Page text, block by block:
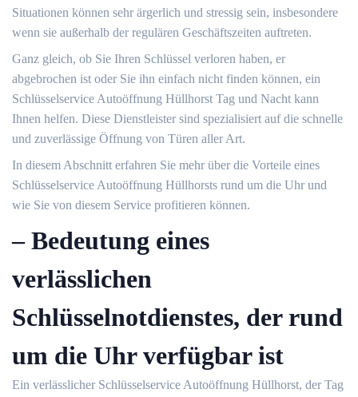
Situationen können sehr ärgerlich und stressig sein, insbesondere
wenn sie außerhalb der regulären Geschäftszeiten auftreten.
Ganz gleich, ob Sie Ihren Schlüssel verloren haben, er
abgebrochen ist oder Sie ihn einfach nicht finden können, ein
Schlüsselservice Autoöffnung Hüllhorst Tag und Nacht kann
Ihnen helfen.​ Diese Dienstleister sind spezialisiert auf die schnelle
und zuverlässige Öffnung von Türen aller Art.​
In diesem Abschnitt erfahren Sie mehr über die Vorteile eines
Schlüsselservice Autoöffnung Hüllhorsts rund um die Uhr und
wie Sie von diesem Service profitieren können.​
– Bedeutung eines
verlässlichen
Schlüsselnotdienstes, der rund
um die Uhr verfügbar ist
Ein verlässlicher Schlüsselservice Autoöffnung Hüllhorst, der Tag